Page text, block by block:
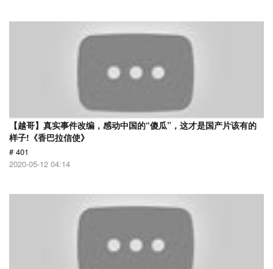
【越哥】真实事件改编，感动中国的“傻瓜”，这才是国产片该有的
样子!《香巴拉信使》
# 401
2020-05-12 04:14